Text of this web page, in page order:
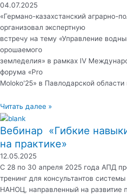
04.07.2025
«Германо-казахстанский аграрно-
организовал экспертную
встречу на тему «Управление
орошаемого
земледелия» в рамках IV
форума «Pro
Moloko'25» в Павлодарской области
Читать далее »
Вебинар «Гибкие
на практике»
12.05.2025
С 28 по 30 апреля 2025 года АПД
тренинг для консультантов
НАНОЦ, направленный на развитие